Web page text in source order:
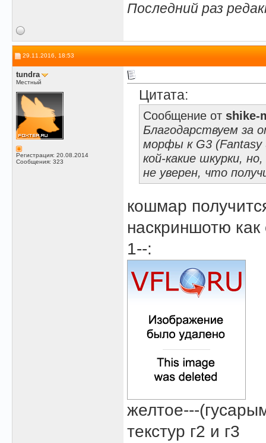
Последний раз
29.11.2016, 18:53
tundra
Местный
Регистрация: 20.08.2014
Сообщения: 323
Цитата:
Сообщение от shike-
Благодарствуем за
морфы к G3 (Fantasy
кой-какие шкурки,
не уверен, что
кошмар
наскриншотю как
1--:
желтое---
текстур г2 и г3